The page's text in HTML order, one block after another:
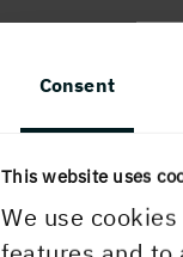
Consent
This website uses
We use
För